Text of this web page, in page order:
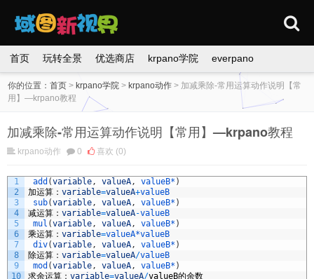
首页 玩转全景 优选商店 krpano学院 everpano
你的位置：首页 > krpano学院 > krpano动作 > 加减乘除-常用运算动作说明【常
用】—krpano教程
加减乘除-常用运算动作说明【常用】—krpano教程
krpano动作 0 喜欢 (0)
1
2
3
4
5
6
7
8
9
10
add (variable, valueA, valueB* )
加运算： variable=valueA+valueB
sub(variable, valueA, valueB* )
减运算： variable=valueA-valueB
mul (variable, valueA, valueB* )
乘运算： variable=valueA*valueB
div(variable, valueA, valueB* )
除运算： variable=valueA/valueB
mod (variable, valueA, valueB* )
求余运算： variable=valueA/valueB的余数